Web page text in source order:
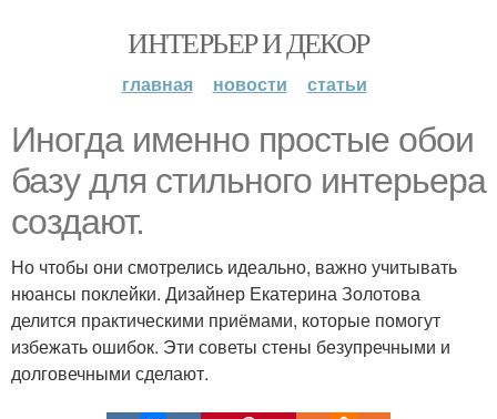
ИНТЕРЬЕР И ДЕКОР
главная новости статьи
Иногда именно простые обои
базу для стильного интерьера
создают.
Но чтобы они смотрелись идеально, важно учитывать
нюансы поклейки. Дизайнер Екатерина Золотова
делится практическими приёмами, которые помогут
избежать ошибок. Эти советы стены безупречными и
долговечными сделают.